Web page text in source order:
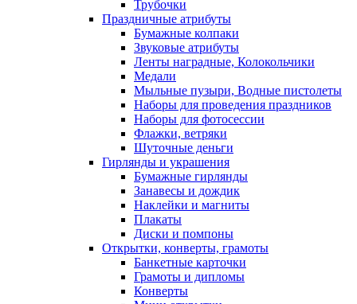
Трубочки
Праздничные атрибуты
Бумажные колпаки
Звуковые атрибуты
Ленты наградные, Колокольчики
Медали
Мыльные пузыри, Водные пистолеты
Наборы для проведения праздников
Наборы для фотосессии
Флажки, ветряки
Шуточные деньги
Гирлянды и украшения
Бумажные гирлянды
Занавесы и дождик
Наклейки и магниты
Плакаты
Диски и помпоны
Открытки, конверты, грамоты
Банкетные карточки
Грамоты и дипломы
Конверты